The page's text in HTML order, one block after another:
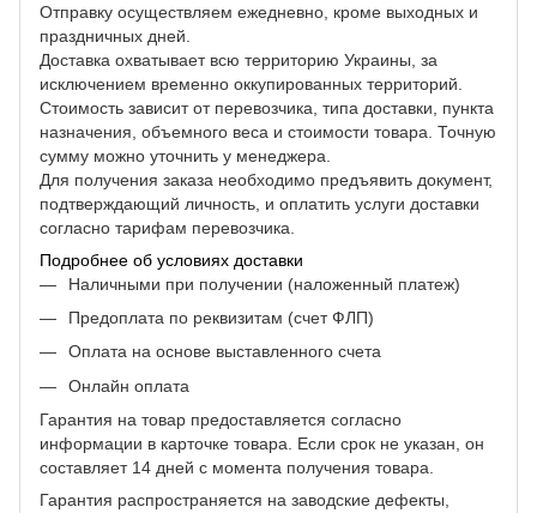
Отправку осуществляем ежедневно, кроме выходных и
праздничных дней.
Доставка охватывает всю территорию Украины, за
исключением временно оккупированных территорий.
Стоимость зависит от перевозчика, типа доставки, пункта
назначения, объемного веса и стоимости товара. Точную
сумму можно уточнить у менеджера.
Для получения заказа необходимо предъявить документ,
подтверждающий личность, и оплатить услуги доставки
согласно тарифам перевозчика.
Подробнее об условиях доставки
Наличными при получении (наложенный платеж)
Предоплата по реквизитам (счет ФЛП)
Оплата на основе выставленного счета
Онлайн оплата
Гарантия на товар предоставляется согласно
информации в карточке товара. Если срок не указан, он
составляет 14 дней с момента получения товара.
Гарантия распространяется на заводские дефекты,